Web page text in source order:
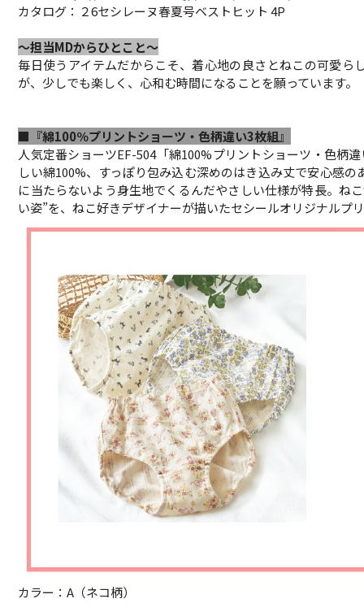
カタログ：２6セシレーヌ春夏号ベストヒット 4P
～担当MDからひとこと～
毎日使うアイテムだからこそ、着心地の良さとねこの可愛ら
が、少しでも楽しく、心和む時間になることを願っています。
■『綿100％プリントショーツ・色柄違い3枚組』
人気定番ショーツEF-504「綿100%プリントショーツ・色柄
しい綿100%、すっぽり包み込む深めのはき込み丈で安心感
に当たらないよう身生地でくるんだやさしい仕様が特長。ね
い姿”を、ねこ好きデザイナーが描いたセシールオリジナルプ
カラー：A（ネコ柄）